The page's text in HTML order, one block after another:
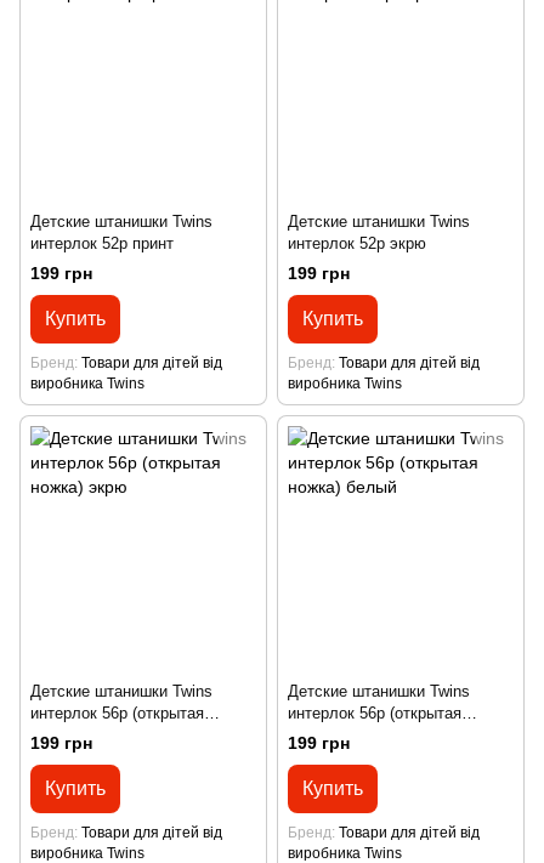
Детские штанишки Twins
интерлок 52р принт
199 грн
Купить
Бренд Товари для дітей від
виробника Twins
Детские штанишки Twins
интерлок 52р экрю
199 грн
Купить
Бренд Товари для дітей від
виробника Twins
Детские штанишки Twins
интерлок 56р (открытая
ножка) экрю
199 грн
Купить
Бренд Товари для дітей від
виробника Twins
Детские штанишки Twins
интерлок 56р (открытая
ножка) белый
199 грн
Купить
Бренд Товари для дітей від
виробника Twins